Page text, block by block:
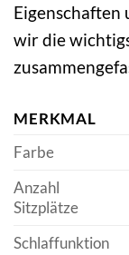
Eigenschaften
wir die
MERKMAL
Farbe
Anzahl
Sitzplätze
Schlaffunktion